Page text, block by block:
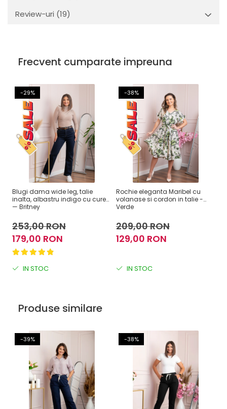
Review-uri (19)
Frecvent cumparate impreuna
-29%
Blugi dama wide leg, talie
inalta, albastru indigo cu curea
— Britney
253,00 RON
179,00 RON
IN STOC
-38%
Rochie eleganta Maribel cu
volanase si cordon in talie -
Verde
209,00 RON
129,00 RON
IN STOC
Produse similare
-39% -38%